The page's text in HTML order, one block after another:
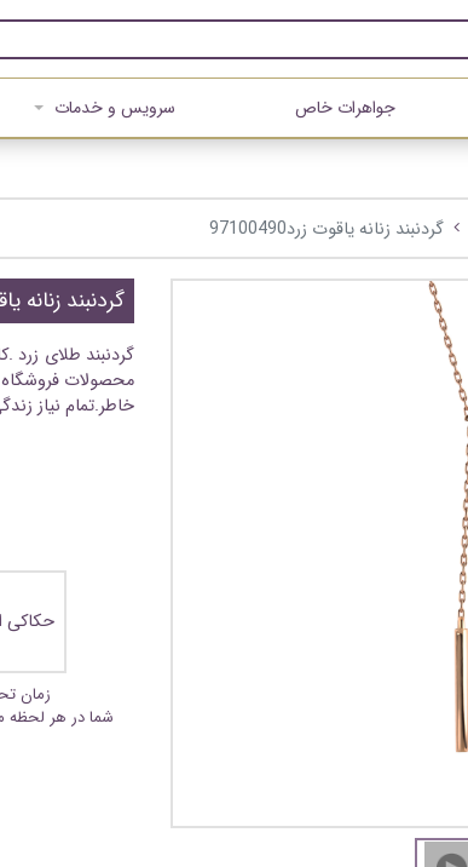
جواهرات خاص سرویس و خدمات
گردنبند زنانه یاقوت زرد97100490
گردنبند زنانه یاقوت
گردنبند طلای زرد
محصولات فروشگاه
خاطر.تمام نیاز
حکاکی
زمان
شما در هر لحظه